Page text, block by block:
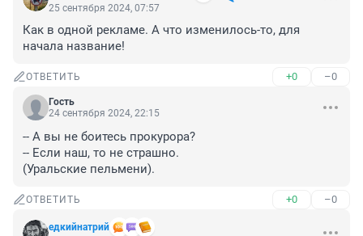
25 сентября 2024, 07:57
Как в одной рекламе. А что изменилось-то, для
начала название!
ОТВЕТИТЬ +0 –0
Гость
24 сентября 2024, 22:15
-- А вы не боитесь прокурора?
-- Если наш, то не страшно.
(Уральские пельмени).
ОТВЕТИТЬ +0 –0
едкийнатрий